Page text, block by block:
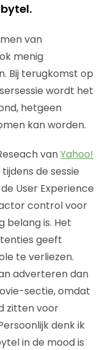
van
menig
Bij terugkomst op
wordt het
hetgeen
kan worden.
vanYahoo!
de sessie
User Experience
control voor
belang is. Het
geeft
te verliezen.
adverteren dan
sectie, omdat
zitten voor
denk ik
in de mood is